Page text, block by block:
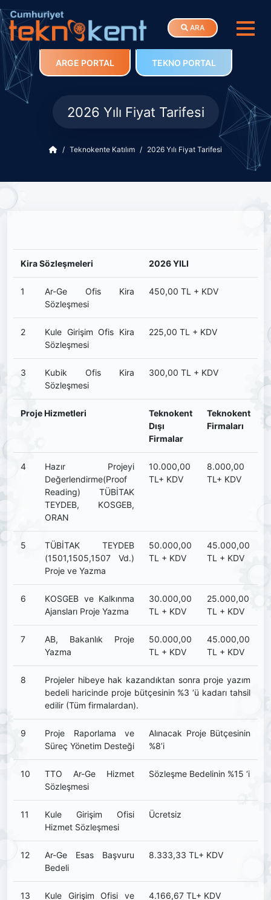
ARA
ARGE PORTAL TEKNO PORTAL
2026 Yılı Fiyat Tarifesi
Teknokente Katılım 2026 Yılı Fiyat Tarifesi
Kira Sözleşmeleri 2026 YILI
1
Ar-Ge Ofis Kira
Sözleşmesi
450,00 TL + KDV
2
Kule Girişim Ofis Kira
Sözleşmesi
225,00 TL + KDV
3
Kubik Ofis Kira
Sözleşmesi
300,00 TL + KDV
Proje Hizmetleri
Teknokent
Dışı
Firmalar
Teknokent
Firmaları
4
Hazır Projeyi
Değerlendirme(Proof
Reading) TÜBİTAK
TEYDEB, KOSGEB,
ORAN
10.000,00
TL+ KDV
8.000,00
TL+ KDV
5
TÜBİTAK TEYDEB
(1501,1505,1507 Vd.)
Proje ve Yazma
50.000,00
TL + KDV
45.000,00
TL + KDV
6
KOSGEB ve Kalkınma
Ajansları Proje Yazma
30.000,00
TL + KDV
25.000,00
TL + KDV
7
AB, Bakanlık Proje
Yazma
50.000,00
TL + KDV
45.000,00
TL + KDV
8
Projeler hibeye hak kazandıktan sonra proje yazım
bedeli haricinde proje bütçesinin %3 ‘ü kadarı tahsil
edilir (Tüm firmalardan).
9
Proje Raporlama ve
Süreç Yönetim Desteği
Alınacak Proje Bütçesinin
%8’i
10
TTO Ar-Ge Hizmet
Sözleşmesi
Sözleşme Bedelinin %15 ‘i
11
Kule Girişim Ofisi
Hizmet Sözleşmesi
Ücretsiz
12
Ar-Ge Esas Başvuru
Bedeli
8.333,33 TL+ KDV
13
Kule Girişim Ofisi ve
4.166,67 TL+ KDV